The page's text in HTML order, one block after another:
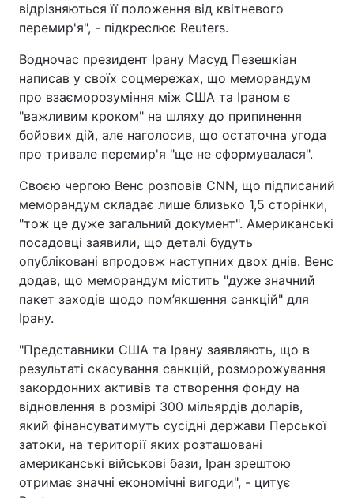
відрізняються її положення від квітневого
перемир'я", - підкреслює Reuters.
Водночас президент Ірану Масуд Пезешкіан
написав у своїх соцмережах, що меморандум
про взаєморозуміння між США та Іраном є
"важливим кроком" на шляху до припинення
бойових дій, але наголосив, що остаточна угода
про тривале перемир'я "ще не сформувалася".
Своєю чергою Венс розповів CNN, що підписаний
меморандум складає лише близько 1,5 сторінки,
"тож це дуже загальний документ". Американські
посадовці заявили, що деталі будуть
опубліковані впродовж наступних двох днів. Венс
додав, що меморандум містить "дуже значний
пакет заходів щодо пом’якшення санкцій" для
Ірану.
"Представники США та Ірану заявляють, що в
результаті скасування санкцій, розморожування
закордонних активів та створення фонду на
відновлення в розмірі 300 мільярдів доларів,
який фінансуватимуть сусідні держави Перської
затоки, на території яких розташовані
американські військові бази, Іран зрештою
отримає значні економічні вигоди", - цитує